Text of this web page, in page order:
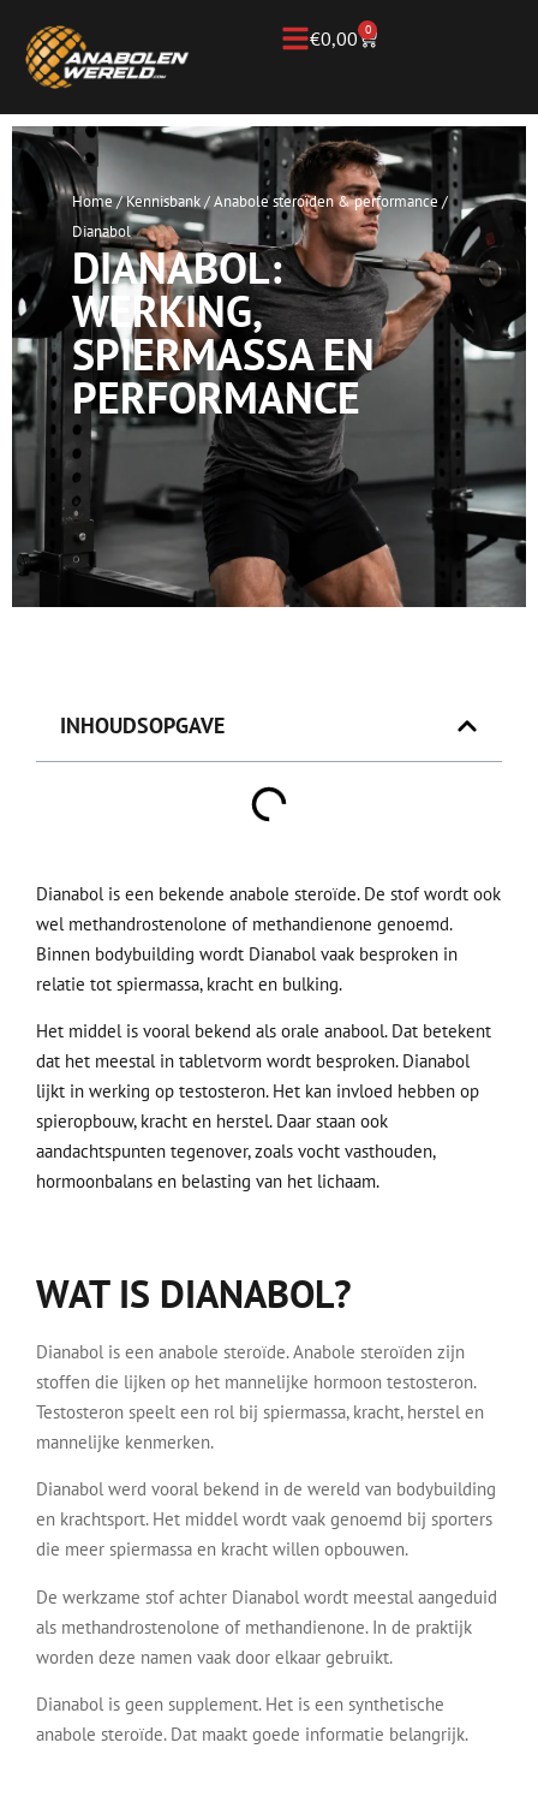
€0,00 0
Home/Kennisbank/Anabole steroïden & performance /
Dianabol
DIANABOL:
WERKING,
SPIERMASSA EN
PERFORMANCE
INHOUDSOPGAVE
Dianabol is een bekende anabole steroïde. De stof wordt ook
wel methandrostenolone of methandienone genoemd.
Binnen bodybuilding wordt Dianabol vaak besproken in
relatie tot spiermassa, kracht en bulking.
Het middel is vooral bekend als orale anabool. Dat betekent
dat het meestal in tabletvorm wordt besproken. Dianabol
lijkt in werking op testosteron. Het kan invloed hebben op
spieropbouw, kracht en herstel. Daar staan ook
aandachtspunten tegenover, zoals vocht vasthouden,
hormoonbalans en belasting van het lichaam.
WAT IS DIANABOL?
Dianabol is een anabole steroïde. Anabole steroïden zijn
stoffen die lijken op het mannelijke hormoon testosteron.
Testosteron speelt een rol bij spiermassa, kracht, herstel en
mannelijke kenmerken.
Dianabol werd vooral bekend in de wereld van bodybuilding
en krachtsport. Het middel wordt vaak genoemd bij sporters
die meer spiermassa en kracht willen opbouwen.
De werkzame stof achter Dianabol wordt meestal aangeduid
als methandrostenolone of methandienone. In de praktijk
worden deze namen vaak door elkaar gebruikt.
Dianabol is geen supplement. Het is een synthetische
anabole steroïde. Dat maakt goede informatie belangrijk.